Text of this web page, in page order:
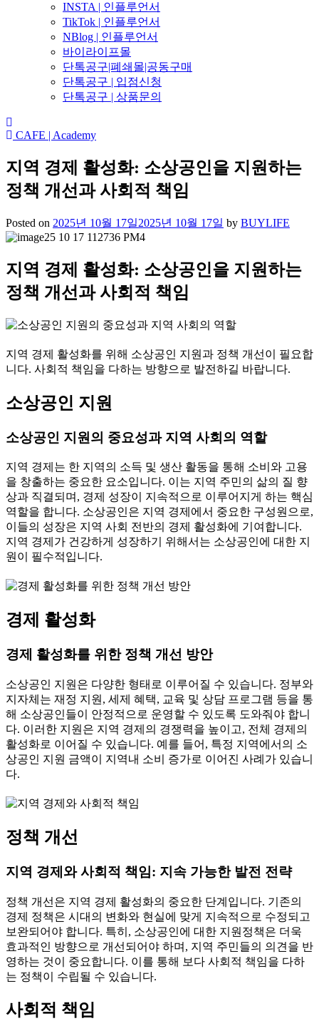
INSTA | 인플루언서
TikTok | 인플루언서
NBlog | 인플루언서
바이라이프몰
단톡공구|폐쇄몰|공동구매
단톡공구 | 입점신청
단톡공구 | 상품문의
CAFE | Academy
지역 경제 활성화: 소상공인을 지원하는
정책 개선과 사회적 책임
Posted on 2025년 10월 17일2025년 10월 17일 by BUYLIFE
지역 경제 활성화: 소상공인을 지원하는
정책 개선과 사회적 책임
지역 경제 활성화를 위해 소상공인 지원과 정책 개선이 필요합
니다. 사회적 책임을 다하는 방향으로 발전하길 바랍니다.
소상공인 지원
소상공인 지원의 중요성과 지역 사회의 역할
지역 경제는 한 지역의 소득 및 생산 활동을 통해 소비와 고용
을 창출하는 중요한 요소입니다. 이는 지역 주민의 삶의 질 향
상과 직결되며, 경제 성장이 지속적으로 이루어지게 하는 핵심
역할을 합니다. 소상공인은 지역 경제에서 중요한 구성원으로,
이들의 성장은 지역 사회 전반의 경제 활성화에 기여합니다.
지역 경제가 건강하게 성장하기 위해서는 소상공인에 대한 지
원이 필수적입니다.
경제 활성화
경제 활성화를 위한 정책 개선 방안
소상공인 지원은 다양한 형태로 이루어질 수 있습니다. 정부와
지자체는 재정 지원, 세제 혜택, 교육 및 상담 프로그램 등을 통
해 소상공인들이 안정적으로 운영할 수 있도록 도와줘야 합니
다. 이러한 지원은 지역 경제의 경쟁력을 높이고, 전체 경제의
활성화로 이어질 수 있습니다. 예를 들어, 특정 지역에서의 소
상공인 지원 금액이 지역내 소비 증가로 이어진 사례가 있습니
다.
정책 개선
지역 경제와 사회적 책임: 지속 가능한 발전 전략
정책 개선은 지역 경제 활성화의 중요한 단계입니다. 기존의
경제 정책은 시대의 변화와 현실에 맞게 지속적으로 수정되고
보완되어야 합니다. 특히, 소상공인에 대한 지원정책은 더욱
효과적인 방향으로 개선되어야 하며, 지역 주민들의 의견을 반
영하는 것이 중요합니다. 이를 통해 보다 사회적 책임을 다하
는 정책이 수립될 수 있습니다.
사회적 책임